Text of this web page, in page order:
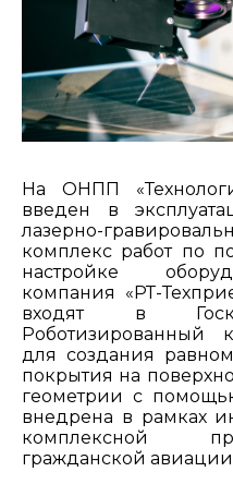
На ОНПП
введен в
лазерно-
комплекс работ по
настройке
компания «РТ-
входят в
Роботизированный
для создания
покрытия на
геометрии с
внедрена в рамках
комплексной
гражданской